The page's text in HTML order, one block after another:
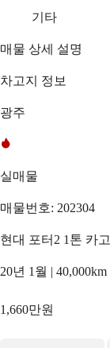
기타
매물 상세 설명
차고지 정보
광주
실매물
매물번호: 202304
현대 포터2 1톤 카고
20년 1월 | 40,000km
1,660만원